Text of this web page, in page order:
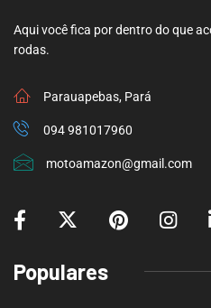
Aqui você fica por dentro do que
rodas.
Parauapebas, Pará
094 981017960
motoamazon@gmail.com
Populares